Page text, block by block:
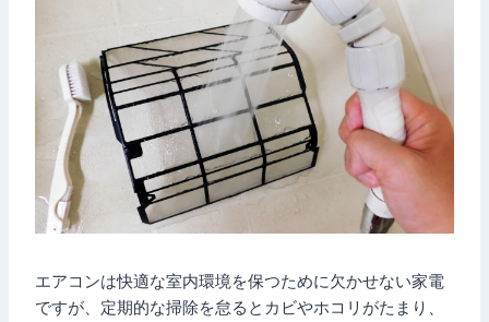
エアコンは快適な室内環境を保つために欠かせない家電
ですが、定期的な掃除を怠るとカビやホコリがたまり、